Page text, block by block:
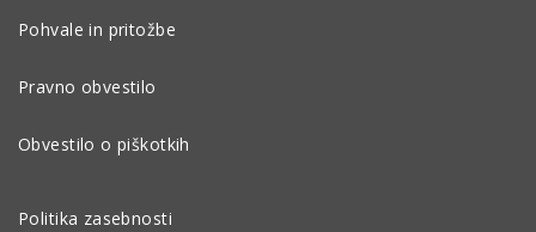
Pohvale in pritožbe
Pravno obvestilo
Obvestilo o piškotkih
Politika zasebnosti